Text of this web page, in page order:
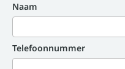
Naam
Telefoonnummer